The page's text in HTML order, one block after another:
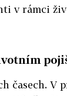
v rámci
časech. V